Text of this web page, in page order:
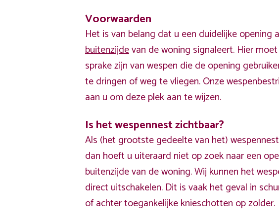
Voorwaarden
Het is van belang dat u een duidelijke opening
buitenzijdevan de woning signaleert. Hier
sprake zijn van wespen die de opening
te dringen of weg te vliegen. Onze
aan u om deze plek aan te wijzen.
Is het wespennest zichtbaar?
Als (het grootste gedeelte van het)
dan hoeft u uiteraard niet op zoek naar een
buitenzijde van de woning. Wij kunnen het
direct uitschakelen. Dit is vaak het geval in
of achter toegankelijke knieschotten op zolder.